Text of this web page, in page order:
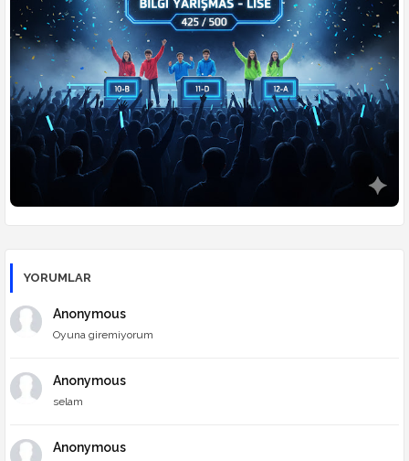
⚔️ Din Kültürü Düelloları
🎮 Ders Arası Oyunlar
YORUMLAR
Anonymous
Oyuna giremiyorum
Anonymous
selam
Anonymous